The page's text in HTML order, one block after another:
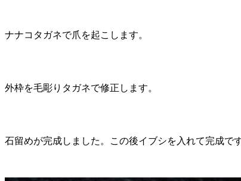
ナナコタガネで爪を起こします。
外枠を毛彫りタガネで修正します。
石留めが完成しました。この後イブシを入れて完成です